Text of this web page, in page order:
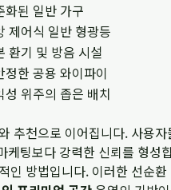
화된 일반 가구
제어식 일반 형광등
환기 및 방음 시설
정한 공용 와이파이
성 위주의 좁은 배치
추천으로 이어집니다. 사용
팅보다 강력한 신뢰를 형
인 방법입니다. 이러한 선순